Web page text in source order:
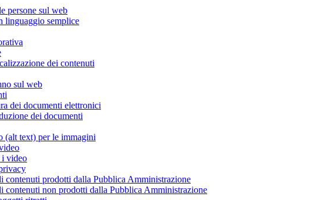
persone sul web
linguaggio semplice
dei contenuti
sul web
dei documenti elettronici
dei documenti
(alt text) per le immagini
i video
contenuti prodotti dalla Pubblica Amministrazione
contenuti non prodotti dalla Pubblica Amministrazione